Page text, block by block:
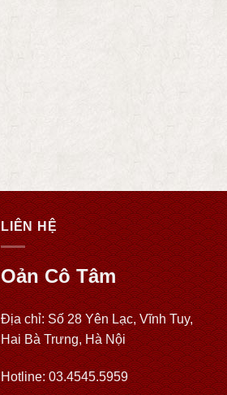
LIÊN HỆ
Oản Cô Tâm
Địa chỉ: Số 28 Yên Lạc, Vĩnh Tuy,
Hai Bà Trưng, Hà Nội
Hotline: 03.4545.5959